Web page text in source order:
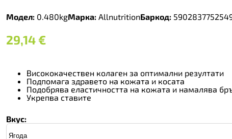
Модел: 0.480kgМарка: AllnutritionБаркод:
29,14 €
Висококачествен колаген за оптимални резултати
Подпомага здравето на кожата и косата
Подобрява еластичността на кожата и намалява
Укрепва ставите
Вкус: